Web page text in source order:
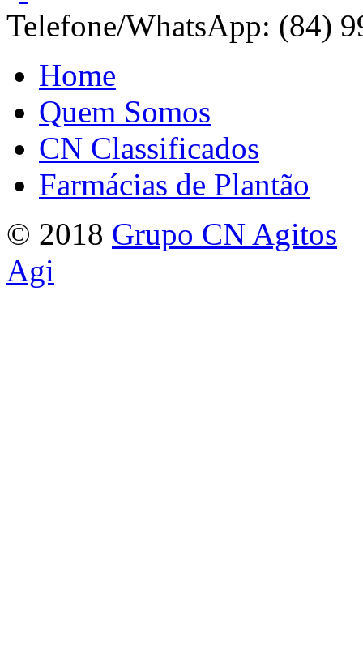
Telefone/WhatsApp: (84)
Home
Quem Somos
CN Classificados
Farmácias de Plantão
© 2018 Grupo CN Agitos
Agi